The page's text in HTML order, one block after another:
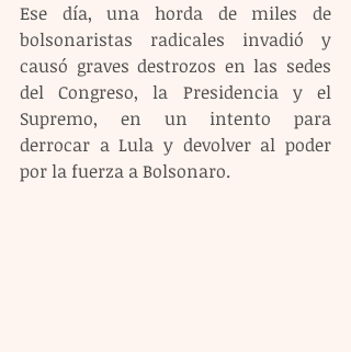
Ese día, una horda de miles de
bolsonaristas radicales invadió y
causó graves destrozos en las sedes
del Congreso, la Presidencia y el
Supremo, en un intento para
derrocar a Lula y devolver al poder
por la fuerza a Bolsonaro.